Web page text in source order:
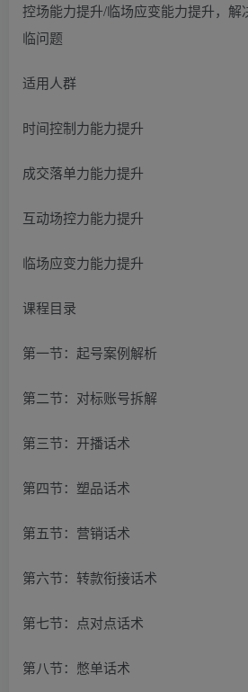
场控‬能力提升/临场应变能力提升，解决‮分百‬之90的主播面‮的
临‬问题
适用人群
时间控制力能力提升
成交落单力能力提升
互动场控力能力提升
临场应变力能力提升
课程目录
第一节：起号案例解析
第二节：对标账号拆解
第三节：开播话术
第四节：塑品话术
第五节：营销话术
第六节：转款衔接话术
第七节：点对点话术
第八节：憋单话术